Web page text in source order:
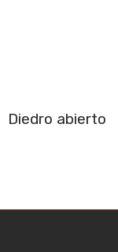
Diedro abierto